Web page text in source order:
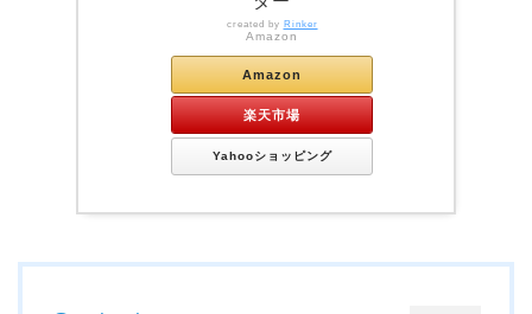
created by Rinker
Amazon
Amazon
楽天市場
Yahooショッピング